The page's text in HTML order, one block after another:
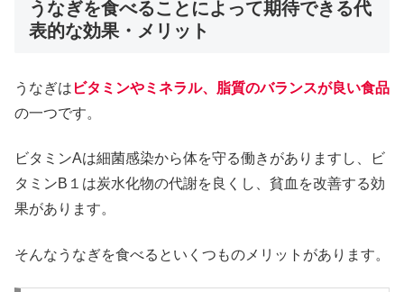
うなぎを食べることによって期待できる代
表的な効果・メリット
うなぎは ビタミンやミネラル、脂質のバランスが良い食品
の一つです。
ビタミンAは細菌感染から体を守る働きがありますし、ビ
タミンB１は炭水化物の代謝を良くし、貧血を改善する効
果があります。
そんなうなぎを食べるといくつものメリットがあります。